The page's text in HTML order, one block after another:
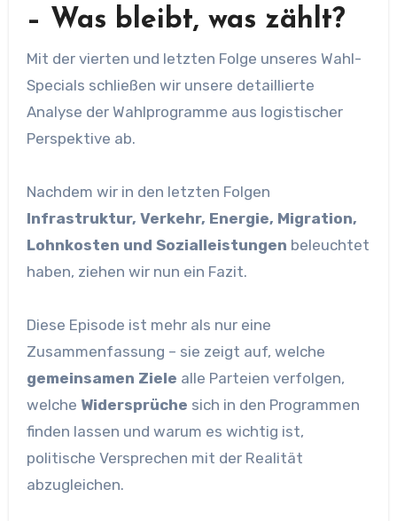
– Was bleibt, was zählt?
Mit der vierten und letzten Folge unseres Wahl-
Specials schließen wir unsere detaillierte
Analyse der Wahlprogramme aus logistischer
Perspektive ab.
Nachdem wir in den letzten Folgen
Infrastruktur, Verkehr, Energie, Migration,
Lohnkosten und Sozialleistungen beleuchtet
haben, ziehen wir nun ein Fazit.
Diese Episode ist mehr als nur eine
Zusammenfassung – sie zeigt auf, welche
gemeinsamen Ziele alle Parteien verfolgen,
welche Widersprüche sich in den Programmen
finden lassen und warum es wichtig ist,
politische Versprechen mit der Realität
abzugleichen.